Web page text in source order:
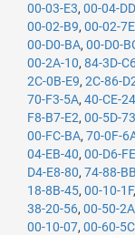
00-03-E3, 00-04-DD
00-02-B9, 00-02-7E
00-D0-BA, 00-D0-
00-2A-10, 84-3D-
2C-0B-E9, 2C-86-
70-F3-5A, 40-CE-24
F8-B7-E2, 00-5D-73
00-FC-BA, 70-0F-
04-EB-40, 00-D6-FE
D4-E8-80, 74-88-BB
18-8B-45, 00-10-1F,
38-20-56, 00-50-2A
00-10-07, 00-60-5C